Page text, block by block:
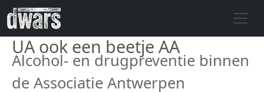
Overslaan en naar de inhoud gaan
UA ook een beetje AA
Alcohol- en drugpreventie binnen
de Associatie Antwerpen